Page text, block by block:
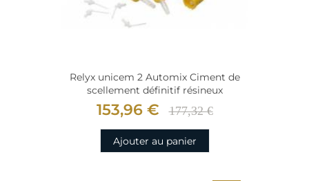
Relyx unicem 2 Automix Ciment de
scellement définitif résineux
153,96 € 177,32 €
Ajouter au panier